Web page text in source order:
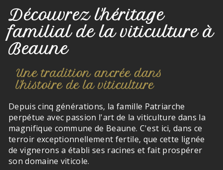
Découvrez l'héritage
familial de la viticulture à
Beaune
Une tradition ancrée dans
l'histoire de la viticulture
Depuis cinq générations, la famille Patriarche
perpétue avec passion l'art de la viticulture dans la
magnifique commune de Beaune. C'est ici, dans ce
terroir exceptionnellement fertile, que cette lignée
de vignerons a établi ses racines et fait prospérer
son domaine viticole.